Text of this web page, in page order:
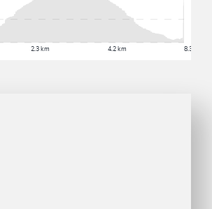
2.3 km 4.2 km 8.3 km